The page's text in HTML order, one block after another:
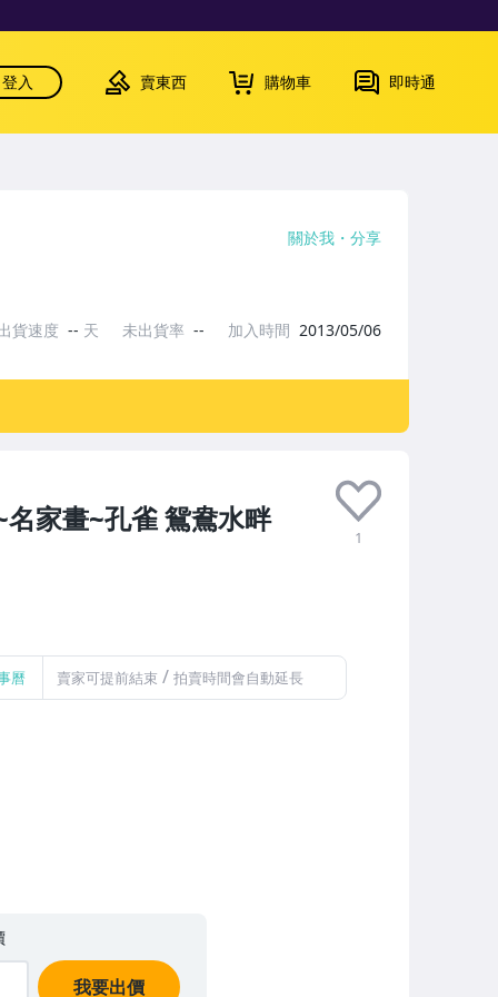
登入 賣東西 購物車 即時通
家畫~孔雀 鴛鴦水畔
1
曆 賣家可提前結束 / 拍賣時間會自動延長
我要出價
關於我 分享
貨速度 -- 天 未出貨率 -- 加入時間 2013/05/06